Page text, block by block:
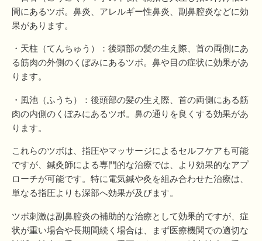
間にあるツボ。鼻炎、アレルギー性鼻炎、副鼻腔炎などに効
果があります。
・天柱（てんちゅう）：後頭部の髪の生え際、首の両側にあ
る筋肉の外側のくぼみにあるツボ。鼻や目の症状に効果があ
ります。
・風池（ふうち）：後頭部の髪の生え際、首の両側にある筋
肉の内側のくぼみにあるツボ。鼻の通りを良くする効果があ
ります。
これらのツボは、指圧やマッサージによるセルフケアも可能
ですが、鍼灸師による専門的な治療では、より効果的なアプ
ローチが可能です。特に電気鍼や灸を組み合わせた治療は、
単なる指圧よりも深部へ効果が及びます。
ツボ刺激は副鼻腔炎の補助的な治療として効果的ですが、症
状が重い場合や長期間続く場合は、まず医療機関での適切な